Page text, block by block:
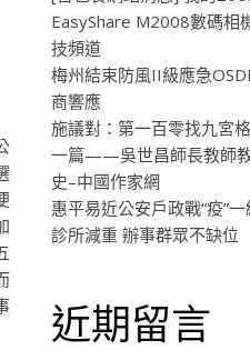
EasyShare M2008數碼相
技頻道
梅州結束防風II級應急
商響應
施議對：第一百零找九宮
一篇——吳世昌師長教師
史–中國作家網
惠平易近公安戶政戰“疫”
診所減重 辦事群眾不缺位
近期留言